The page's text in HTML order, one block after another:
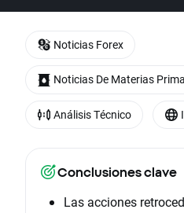
Conclusiones clave
Las acciones
Noticias Forex
Noticias De Materias
Análisis Técnico